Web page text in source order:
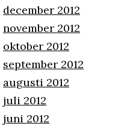
december 2012
november 2012
oktober 2012
september 2012
augusti 2012
juli 2012
juni 2012